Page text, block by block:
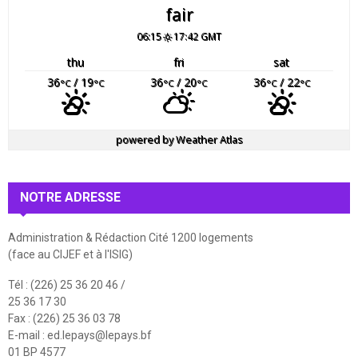
fair
06:15 17:42 GMT
thu fri
sat
36°C/ 19°C 36°C/ 20°C 36°C/ 22°C
powered byWeather Atlas
NOTRE ADRESSE
Administration & Rédaction Cité 1200 logements
(face au CIJEF et à l'ISIG)
Tél : (226) 25 36 20 46 /
25 36 17 30
Fax : (226) 25 36 03 78
E-mail : ed.lepays@lepays.bf
01 BP 4577